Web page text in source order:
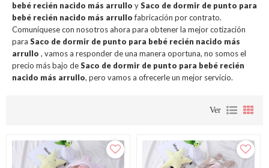
bebé recién nacido más arrullo ySaco de dormir de punto para
bebé recién nacido más arrullofabricación por contrato.
Comuníquese con nosotros ahora para obtener la mejor cotización
para Saco de dormir de punto para bebé recién nacido más
arrullo , vamos a responder de una manera oportuna, no somos el
precio más bajo deSaco de dormir de punto para bebé recién
nacido más arrullo, pero vamos a ofrecerle un mejor servicio.
Ver